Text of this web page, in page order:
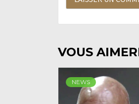
VOUS
NEWS